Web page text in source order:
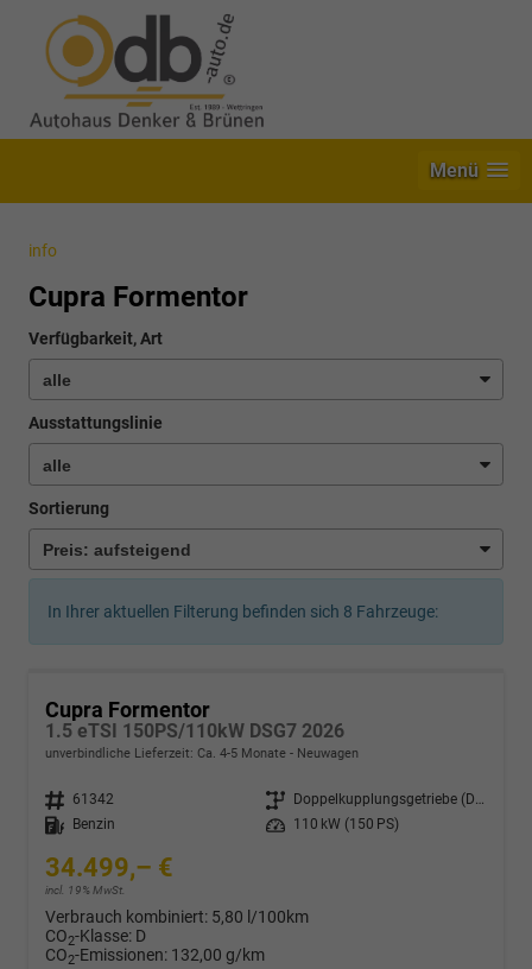
Menü
info
Cupra Formentor
Verfügbarkeit, Art
Ausstattungslinie
Sortierung
In Ihrer aktuellen Filterung befinden sich 8 Fahrzeuge:
Cupra Formentor
1.5 eTSI 150PS/110kW DSG7 2026
unverbindliche Lieferzeit: Ca. 4-5 Monate Neuwagen
Fahrzeugnr. 61342 Getriebe
Doppelkupplungsgetriebe (DSG)
Kraftstoff
Benzin Leistung 110 kW (150 PS)
34.499,– €
incl. 19% MwSt.
Verbrauch kombiniert: 5,80 l/100km
CO2-Klasse: D
CO2-Emissionen: 132,00 g/km